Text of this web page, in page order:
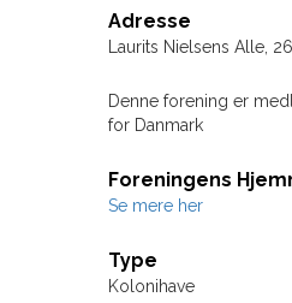
Adresse
Laurits Nielsens Alle,
Denne forening er
for Danmark
Foreningens
Se mere her
Type
Kolonihave